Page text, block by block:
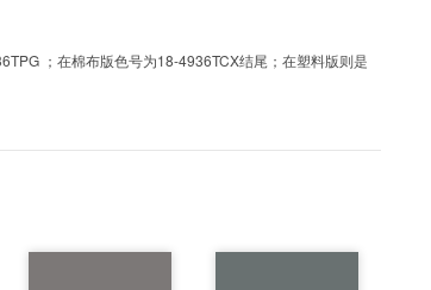
；在棉布版色号为18-4936TCX结尾；在塑料版则是